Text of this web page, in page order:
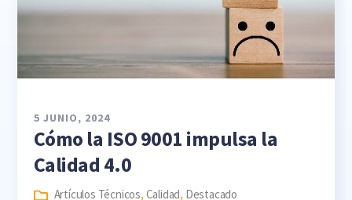
5 JUNIO, 2024
Cómo la ISO 9001 impulsa la
Calidad 4.0
Artículos Técnicos, Calidad, Destacado